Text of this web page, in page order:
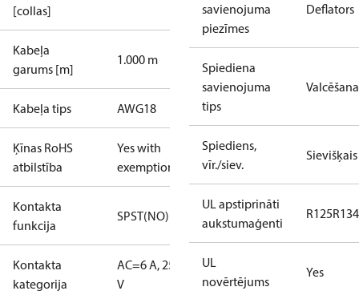
[collas]
Kabeļa
garums [m]
1.000 m
Kabeļa tips AWG18
Ķīnas RoHS
atbilstība
Yes with
exemptions
Kontakta
funkcija
SPST(NO)
Kontakta
kategorija
AC=6 A, 250
V
savienojuma
piezīmes
Deflators
Spiediena
savienojuma
tips
Valcēšana
Spiediens,
vīr./siev.
Sievišķais
UL apstiprināti
aukstumaģenti
R125
UL
novērtējums
Yes